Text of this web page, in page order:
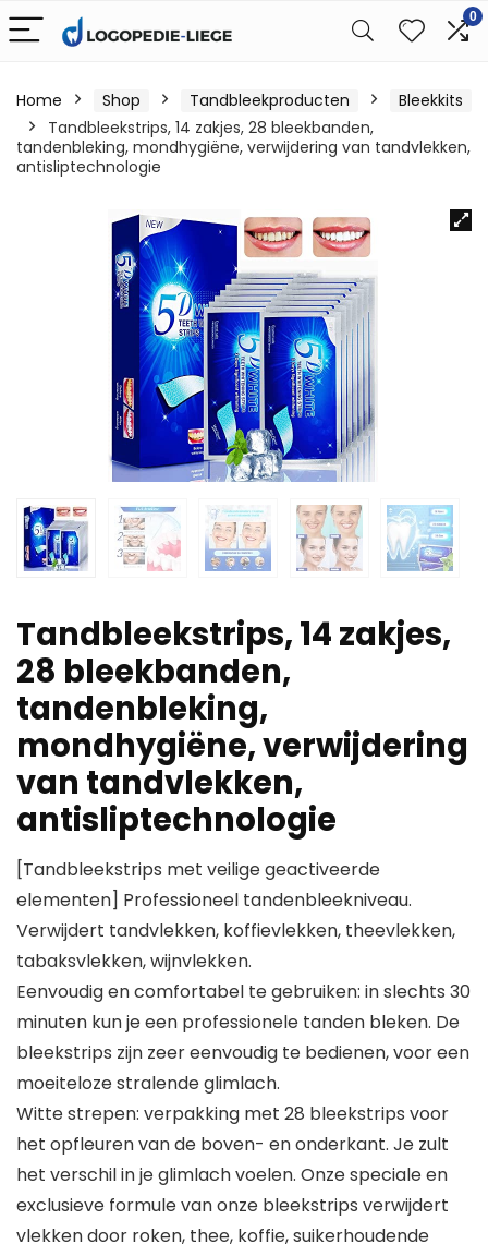
0
Home Shop Tandbleekproducten
Bleekkits
Tandbleekstrips, 14 zakjes, 28 bleekbanden,
tandenbleking, mondhygiëne, verwijdering van tandvlekken,
antisliptechnologie
Tandbleekstrips, 14 zakjes,
28 bleekbanden,
tandenbleking,
mondhygiëne, verwijdering
van tandvlekken,
antisliptechnologie
[Tandbleekstrips met veilige geactiveerde
elementen] Professioneel tandenbleekniveau.
Verwijdert tandvlekken, koffievlekken, theevlekken,
tabaksvlekken, wijnvlekken.
Eenvoudig en comfortabel te gebruiken: in slechts 30
minuten kun je een professionele tanden bleken. De
bleekstrips zijn zeer eenvoudig te bedienen, voor een
moeiteloze stralende glimlach.
Witte strepen: verpakking met 28 bleekstrips voor
het opfleuren van de boven- en onderkant. Je zult
het verschil in je glimlach voelen. Onze speciale en
exclusieve formule van onze bleekstrips verwijdert
vlekken door roken, thee, koffie, suikerhoudende